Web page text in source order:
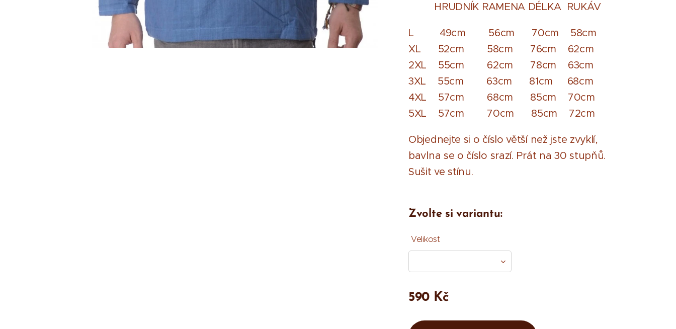
HRUDNÍK RAMENA DÉLKA RUKÁV
L 49cm 56cm 70cm 58cm
XL 52cm 58cm 76cm 62cm
2XL 55cm 62cm 78cm 63cm
3XL 55cm 63cm 81cm 68cm
4XL 57cm 68cm 85cm 70cm
5XL 57cm 70cm 85cm 72cm
Objednejte si o číslo větší než jste zvyklí,
bavlna se o číslo srazí. Prát na 30 stupňů.
Sušit ve stínu.
Zvolte si variantu:
Velikost
590 Kč